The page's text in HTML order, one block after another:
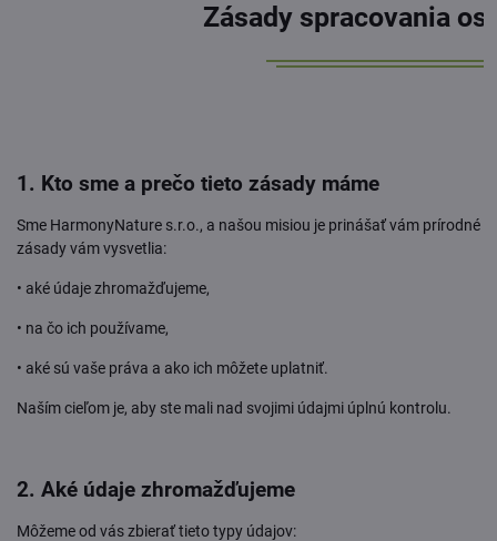
Zásady spracovania
1. Kto sme a prečo tieto zásady máme
Sme HarmonyNature s.r.o., a našou misiou je prinášať vám prírodné
zásady vám vysvetlia:
• aké údaje zhromažďujeme,
• na čo ich používame,
• aké sú vaše práva a ako ich môžete uplatniť.
Naším cieľom je, aby ste mali nad svojimi údajmi úplnú kontrolu.
2. Aké údaje zhromažďujeme
Môžeme od vás zbierať tieto typy údajov: